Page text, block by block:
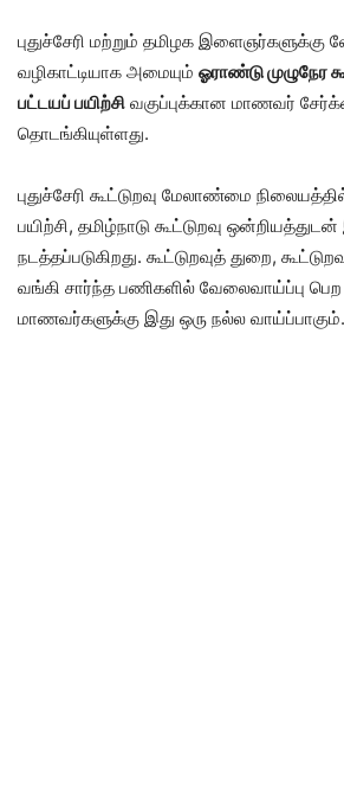
புதுச்சேரி மற்றும் தமிழக இளைஞர்களுக்கு
வழிகாட்டியாக அமையும் ஓராண்டு முழுநேர
பட்டயப் பயிற்சி வகுப்புக்கான மாணவர்
தொடங்கியுள்ளது.
புதுச்சேரி கூட்டுறவு மேலாண்மை
பயிற்சி, தமிழ்நாடு கூட்டுறவு
நடத்தப்படுகிறது. கூட்டுறவுத் துறை,
வங்கி சார்ந்த பணிகளில் வேலைவாய்ப்பு பெற
மாணவர்களுக்கு இது ஒரு நல்ல வாய்ப்பாகும்.